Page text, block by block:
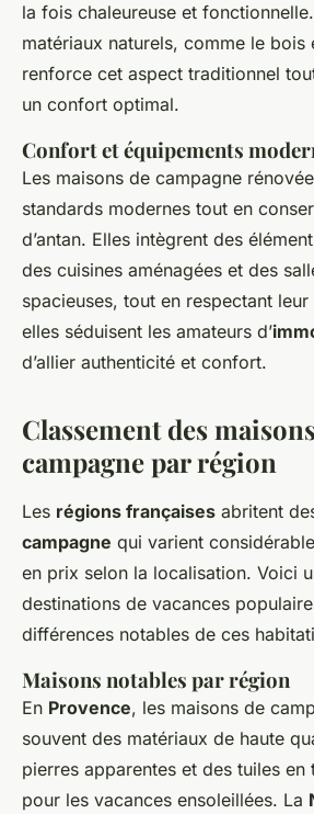
la fois chaleureuse et
matériaux naturels, comme le bois
renforce cet aspect traditionnel
un confort optimal.
Confort et équipements
Les maisons de campagne
standards modernes tout en
d’antan. Elles intègrent des
des cuisines aménagées et des
spacieuses, tout en respectant leur
elles séduisent les amateurs d’
d’allier authenticité et confort.
Classement des
campagne par région
Les régions françaises abritent
campagne qui varient
en prix selon la localisation. Voici
destinations de vacances
différences notables de ces
Maisons notables par région
En Provence, les maisons de
souvent des matériaux de haute
pierres apparentes et des tuiles en
pour les vacances ensoleillées. La